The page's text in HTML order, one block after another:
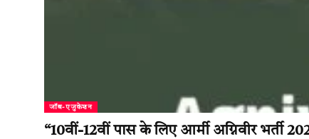
जॉब-एजुकेशन
“10वीं-12वीं पास के लिए आर्मी अग्निवीर भर्ती